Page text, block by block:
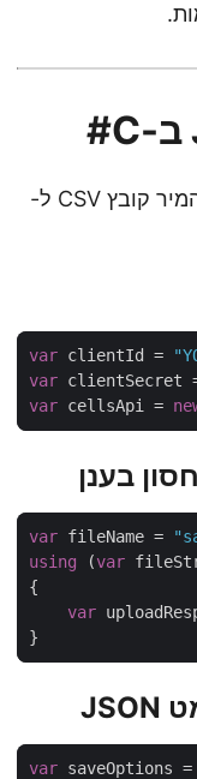
הנה דוגמה פשוטה שמדגימה כיצד להמיר קובץ CSV ל-
var clientId =
var
var cellsApi =
var fileName =
using (var
var
var